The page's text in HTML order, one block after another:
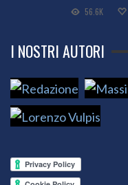
56.6K
I NOSTRI AUTORI